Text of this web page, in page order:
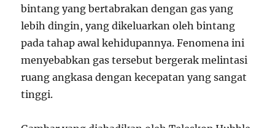
bintang yang bertabrakan dengan gas yang
lebih dingin, yang dikeluarkan oleh bintang
pada tahap awal kehidupannya. Fenomena ini
menyebabkan gas tersebut bergerak melintasi
ruang angkasa dengan kecepatan yang sangat
tinggi.